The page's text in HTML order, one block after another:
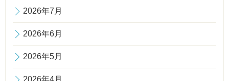
2026年7月
2026年6月
2026年5月
2026年4月